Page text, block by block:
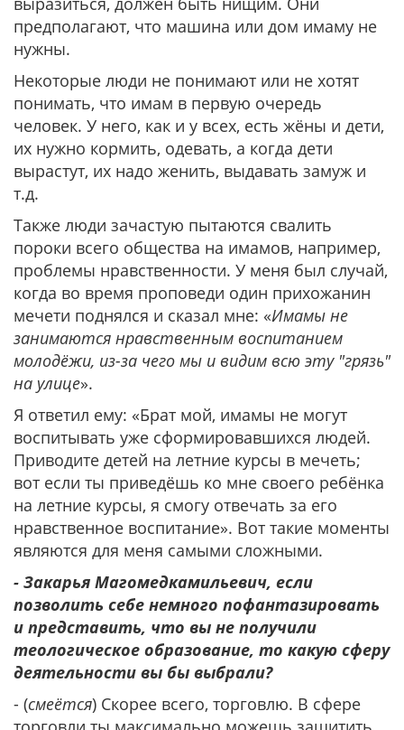
предполагают, что машина или дом имаму не
нужны.
Некоторые люди не понимают или не хотят
понимать, что имам в первую очередь
человек. У него, как и у всех, есть жёны и дети,
их нужно кормить, одевать, а когда дети
вырастут, их надо женить, выдавать замуж и
т.д.
Также люди зачастую пытаются свалить
пороки всего общества на имамов, например,
проблемы нравственности. У меня был случай,
когда во время проповеди один прихожанин
мечети поднялся и сказал мне: «Имамы не
занимаются нравственным воспитанием
молодёжи, из-за чего мы и видим всю эту "грязь"
на улице».
Я ответил ему: «Брат мой, имамы не могут
воспитывать уже сформировавшихся людей.
Приводите детей на летние курсы в мечеть;
вот если ты приведёшь ко мне своего ребёнка
на летние курсы, я смогу отвечать за его
нравственное воспитание». Вот такие моменты
являются для меня самыми сложными.
- Закарья Магомедкамильевич, если
позволить себе немного пофантазировать
и представить, что вы не получили
теологическое образование, то какую сферу
деятельности вы бы выбрали?
- (смеётся) Скорее всего, торговлю. В сфере